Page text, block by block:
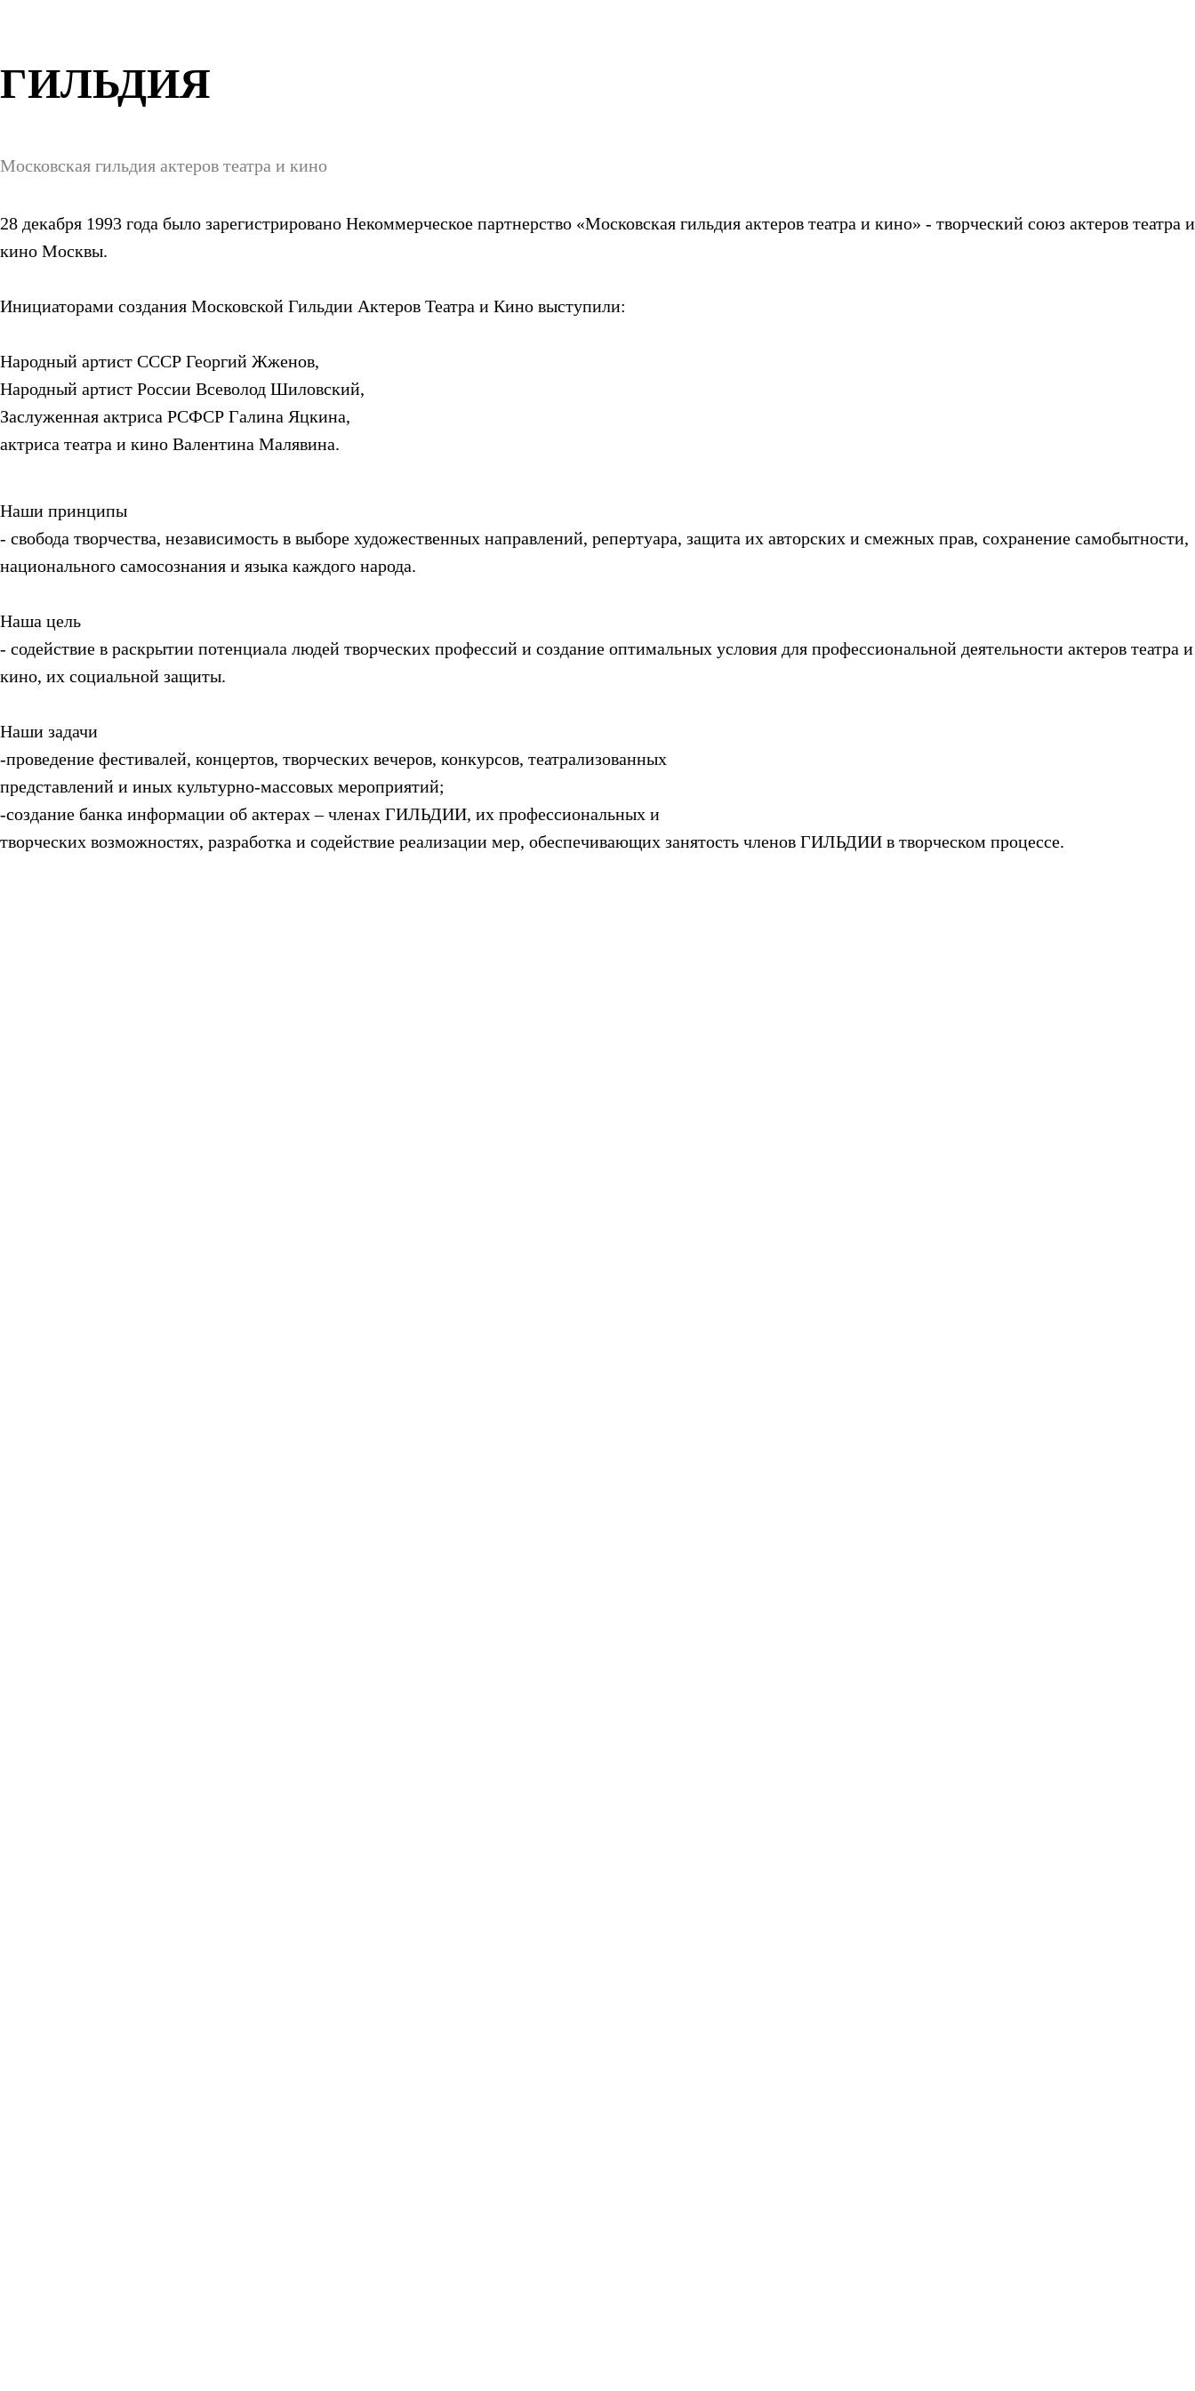
ГИЛЬДИЯ
Московская гильдия актеров театра и кино
28 декабря 1993 года было зарегистрировано Некоммерческое партнерство «Московская гильдия актеров театра и кино» - творческий союз актеров театра и
кино Москвы.
Инициаторами создания Московской Гильдии Актеров Театра и Кино выступили:
Народный артист СССР Георгий Жженов,
Народный артист России Всеволод Шиловский,
Заслуженная актриса РСФСР Галина Яцкина,
актриса театра и кино Валентина Малявина.
Наши принципы
- свобода творчества, независимость в выборе художественных направлений, репертуара, защита их авторских и смежных прав, сохранение самобытности,
национального самосознания и языка каждого народа.
Наша цель
- содействие в раскрытии потенциала людей творческих профессий и создание оптимальных условия для профессиональной деятельности актеров театра и
кино, их социальной защиты.
Наши задачи
-проведение фестивалей, концертов, творческих вечеров, конкурсов, театрализованных
представлений и иных культурно-массовых мероприятий;
-создание банка информации об актерах – членах ГИЛЬДИИ, их профессиональных и
творческих возможностях, разработка и содействие реализации мер, обеспечивающих занятость членов ГИЛЬДИИ в творческом процессе.